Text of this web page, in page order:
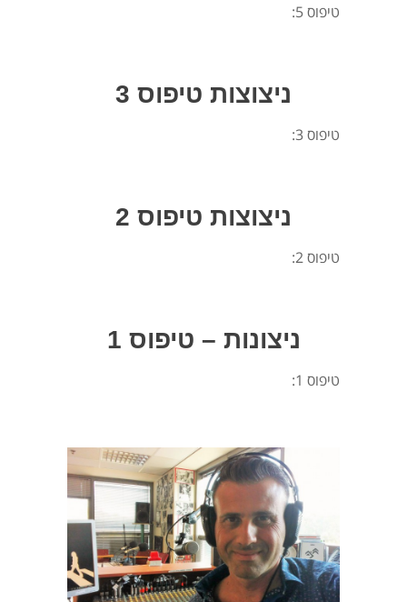
טיפוס 5:
ניצוצות טיפוס 3
טיפוס 3:
ניצוצות טיפוס 2
טיפוס 2:
ניצונות – טיפוס 1
טיפוס 1: